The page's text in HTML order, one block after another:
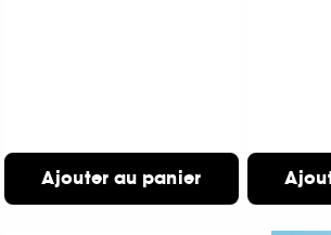
Ajouter au panier